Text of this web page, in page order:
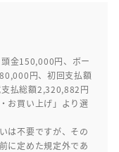
金150,000円、ボー
円、初回支払額
払総額2,320,882円
お買い上げ」より選
は不要ですが、その
に定めた規定外であ